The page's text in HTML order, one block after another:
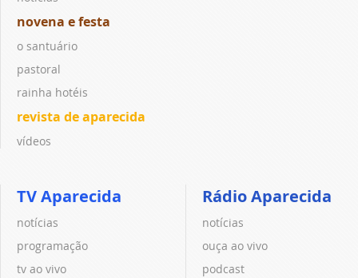
novena e festa
o santuário
pastoral
rainha hotéis
revista de aparecida
vídeos
TV Aparecida
notícias
programação
tv ao vivo
Rádio Aparecida
notícias
ouça ao vivo
podcast